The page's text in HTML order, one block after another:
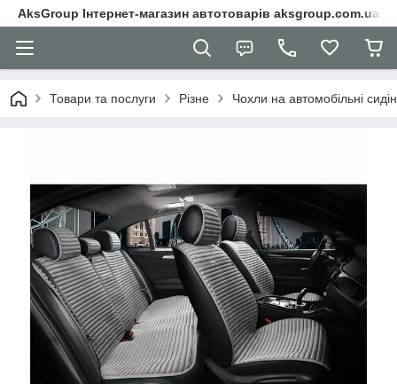
AksGroup Інтернет-магазин автотоварів aksgroup.com.ua
Товари та послуги Різне Чохли на автомобільні